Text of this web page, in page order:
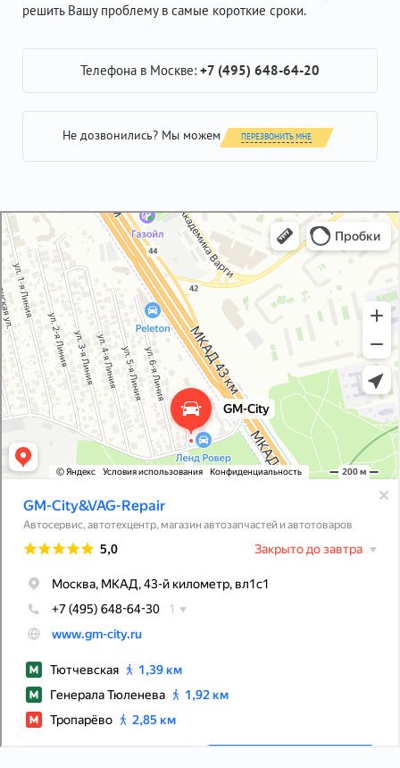
решить Вашу проблему в самые короткие сроки.
Телефона в Москве: +7 (495) 648-64-20
Не дозвонились? Мы можем ПЕРЕЗВОНИТЬ МНЕ
GM-City&VAG-Repair
Автосервис, автотехцентр в Москве
Магазин автозапчастей и автотоваров в Москве